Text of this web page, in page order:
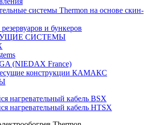
системы Thermon на основе скин-
и бункеров
СИСТЕМЫ
(NIEDAX France)
конструкции КАМАКС
нагревательный кабель BSX
нагревательный кабель HTSX